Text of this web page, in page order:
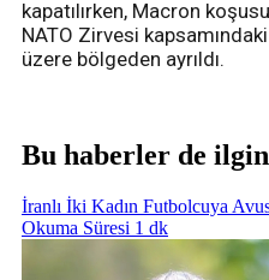
kapatılırken, Macron
NATO Zirvesi
üzere bölgeden ayrıldı.
Bu haberler de
İranlı İki Kadın Futbolcuya
Okuma Süresi 1 dk